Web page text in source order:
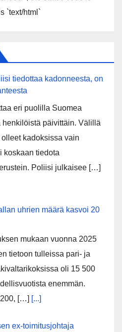
`text/html`
tiedottaa kadonneesta, on
eri puolilla Suomea
henkilöistä päivittäin. Välillä
kadoksissa vain
koskaan tiedota
Poliisi julkaisee […]
uhrien määrä kasvoi 20
mukaan vuonna 2025
tietoon tulleissa pari- ja
oli 15 500
enemmän.
[…] [...]
ex-toimitusjohtaja